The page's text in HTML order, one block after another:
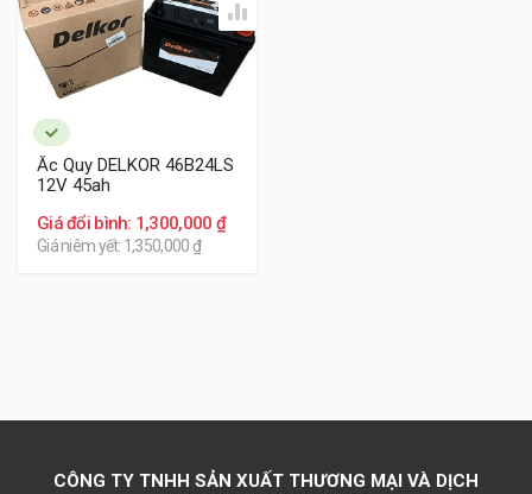
Ắc Quy DELKOR 46B24LS
12V 45ah
Giá đổi bình: 1,300,000 ₫
Giá niêm yết: 1,350,000 ₫
CÔNG TY TNHH SẢN XUẤT THƯƠNG MẠI VÀ DỊCH